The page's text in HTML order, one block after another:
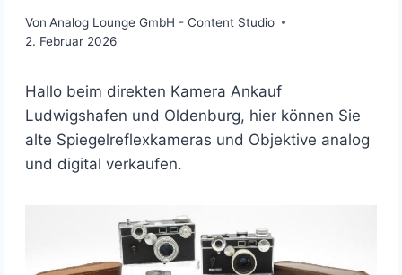
Von Analog Lounge GmbH - Content Studio
2. Februar 2026
Hallo beim direkten Kamera Ankauf
Ludwigshafen und Oldenburg, hier können Sie
alte Spiegelreflexkameras und Objektive analog
und digital verkaufen.